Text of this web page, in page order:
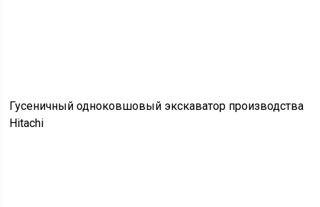
Гусеничный одноковшовый экскаватор производства
Hitachi